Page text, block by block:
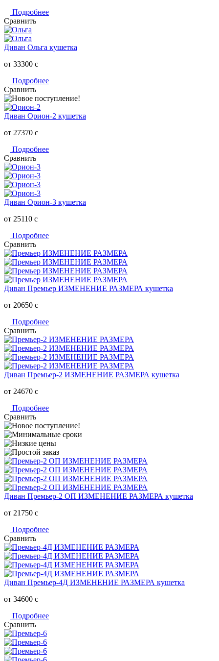
Подробнее
Сравнить
Диван Ольга кушетка
от 33300 c
Подробнее
Сравнить
Диван Орион-2 кушетка
от 27370 c
Подробнее
Сравнить
Диван Орион-3 кушетка
от 25110 c
Подробнее
Сравнить
Диван Премьер ИЗМЕНЕНИЕ РАЗМЕРА кушетка
от 20650 c
Подробнее
Сравнить
Диван Премьер-2 ИЗМЕНЕНИЕ РАЗМЕРА кушетка
от 24670 c
Подробнее
Сравнить
Диван Премьер-2 ОП ИЗМЕНЕНИЕ РАЗМЕРА кушетка
от 21750 c
Подробнее
Сравнить
Диван Премьер-4Д ИЗМЕНЕНИЕ РАЗМЕРА кушетка
от 34600 c
Подробнее
Сравнить